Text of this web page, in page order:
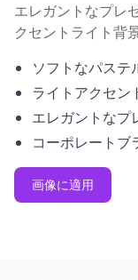
エレガントなプレ
クセントライト背
ソフトなパステ
ライトアクセン
エレガントなプ
コーポレートブ
画像に適用